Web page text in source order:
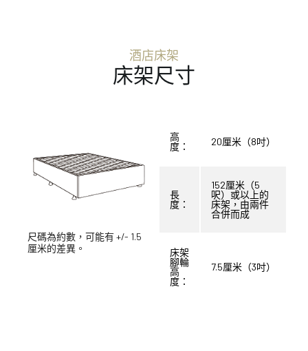
酒店床架
床架尺寸
尺碼為約數，可能有 +/- 1.5
厘米的差異。
高
度：
20厘米（8吋）
長
度：
152厘米（5
呎）或以上的
床架，由兩件
合併而成
床架
腳輪
高
度：
7.5厘米（3吋）